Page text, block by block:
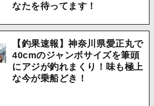
なたを待ってます！
【釣果速報】神奈川県愛正丸で
40cmのジャンボサイズを筆頭
にアジが釣れまくり！味も極上
な今が乗船どき！